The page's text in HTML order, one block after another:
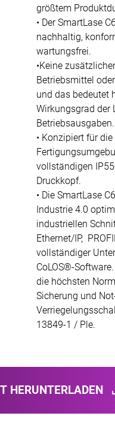
größtem
• Der SmartLase
nachhaltig,
wartungsfrei.
•Keine
Betriebsmittel
und das bedeutet
Wirkungsgrad der
Betriebsausgaben.
• Konzipiert für
vollständigen
Druckkopf.
• Die SmartLase
Industrie 4.0
industriellen
Ethernet/IP,
vollständiger
CoLOS®-
die höchsten
Sicherung und
13849-1 / Ple.
HERUNTERLADEN